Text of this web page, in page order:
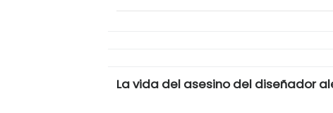
La vida del asesino del diseñador